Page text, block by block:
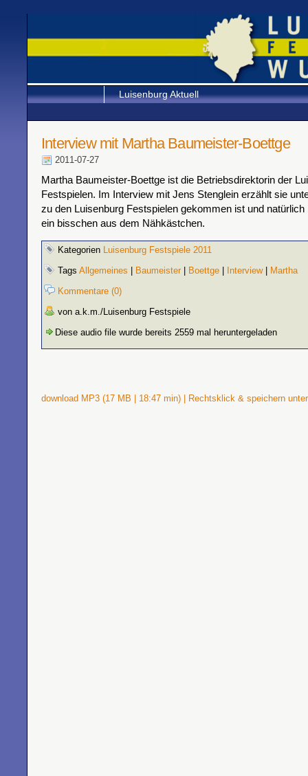
Luisenburg Aktuell
Interview mit Martha Baumeister-Boettge
2011-07-27
Martha Baumeister-Boettge ist die Betriebsdirektorin der
Festspielen. Im Interview mit Jens Stenglein erzählt sie
zu den Luisenburg Festspielen gekommen ist und natürlich
ein bisschen aus dem Nähkästchen.
Kategorien Luisenburg Festspiele 2011
Tags Allgemeines Baumeister Boettge Interview|
Martha
Kommentare (0)
von a.k.m./Luisenburg Festspiele
Diese audio file wurde bereits 2559 mal heruntergeladen
download MP3 (17 MB | 18:47 min) | Rechtsklick & speichern unter